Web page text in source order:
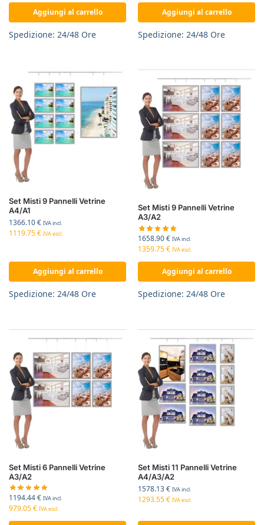
Aggiungi al carrello
Spedizione: 24/48 Ore
Aggiungi al carrello
Spedizione: 24/48 Ore
Set Misti 9 Pannelli Vetrine
A4/A1
1366.10€ IVA incl.
1119.75€ IVA escl.
Aggiungi al carrello
Spedizione: 24/48 Ore
Set Misti 9 Pannelli Vetrine
A3/A2
1658.90€ IVA incl.
1359.75€ IVA escl.
Aggiungi al carrello
Spedizione: 24/48 Ore
Set Misti 6 Pannelli Vetrine
A3/A2
1194.44€ IVA incl.
979.05€ IVA escl.
Set Misti 11 Pannelli Vetrine
A4/A3/A2
1578.13€ IVA incl.
1293.55€ IVA escl.